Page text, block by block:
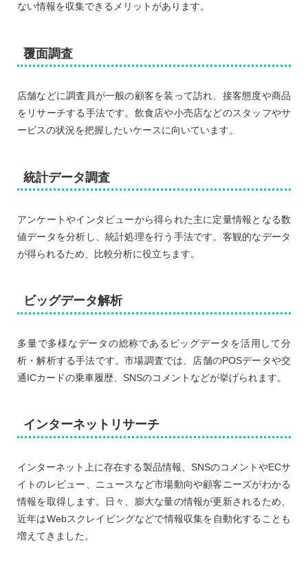
ない情報を収集できるメリットがあります。
覆面調査
店舗などに調査員が一般の顧客を装って訪れ、接客態度や商品
をリサーチする手法です。飲食店や小売店などのスタッフやサ
ービスの状況を把握したいケースに向いています。
統計データ調査
アンケートやインタビューから得られた主に定量情報となる数
値データを分析し、統計処理を行う手法です。客観的なデータ
が得られるため、比較分析に役立ちます。
ビッグデータ解析
多量で多様なデータの総称であるビッグデータを活用して分
析・解析する手法です。市場調査では、店舗のPOSデータや交
通ICカードの乗車履歴、SNSのコメントなどが挙げられます。
インターネットリサーチ
インターネット上に存在する製品情報、SNSのコメントやECサ
イトのレビュー、ニュースなど市場動向や顧客ニーズがわかる
情報を取得します。日々、膨大な量の情報が更新されるため、
近年はWebスクレイピングなどで情報収集を自動化することも
増えてきました。